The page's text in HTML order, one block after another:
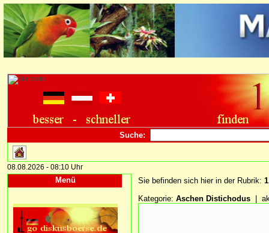
Suche:
08.08.2026 - 08:10 Uhr
Menü Sie befinden sich hier in der Rubrik:
Kategorie: Aschen Distichodus |